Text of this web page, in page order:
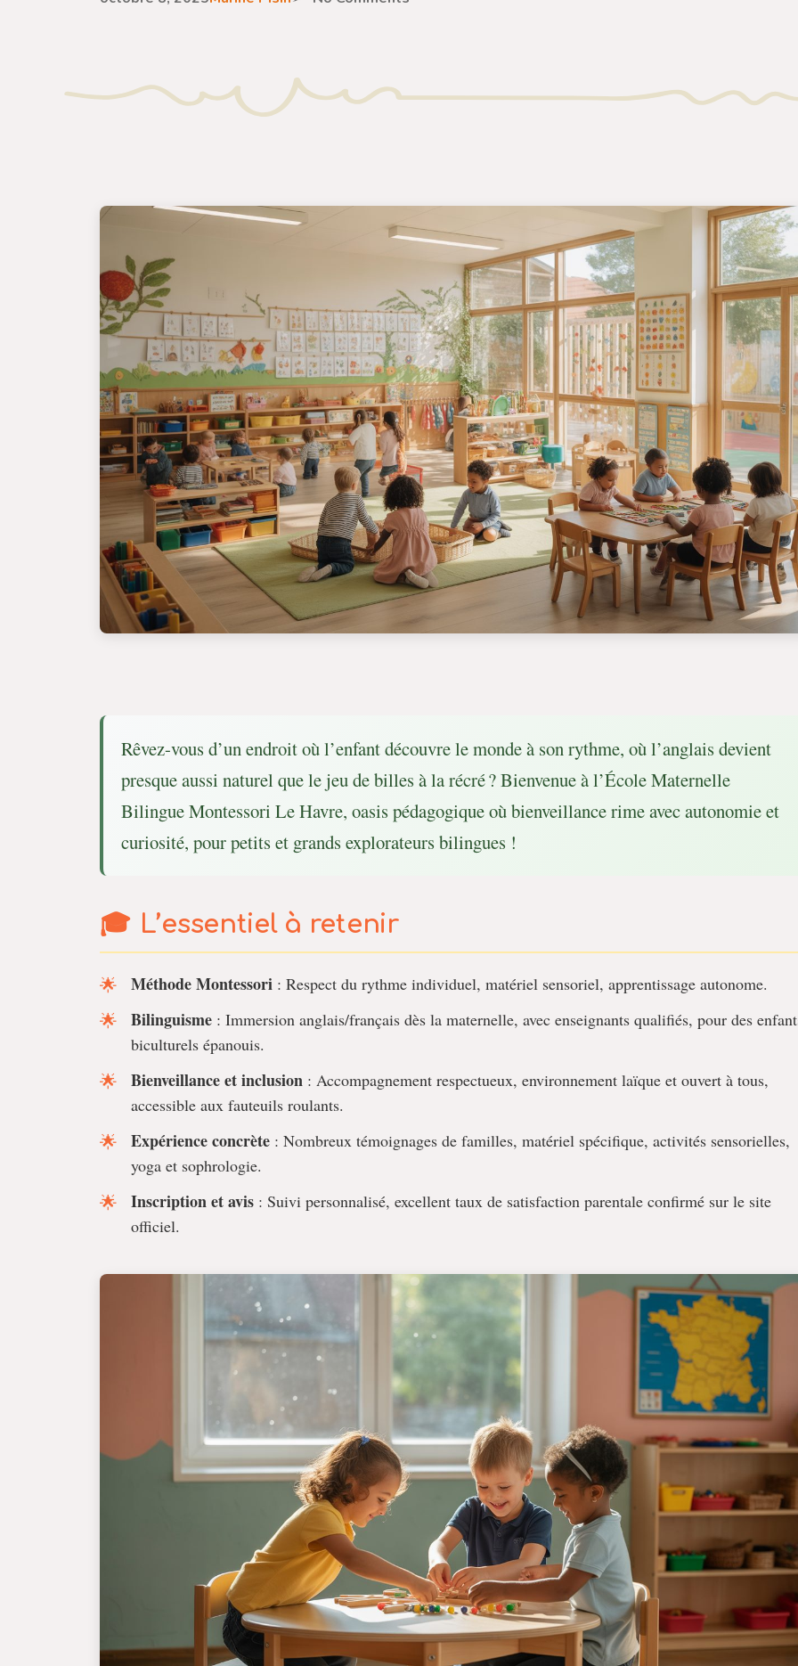
Rêvez-vous d’un endroit où l’enfant découvre le monde à son rythme, où l’anglais devient
presque aussi naturel que le jeu de billes à la récré ? Bienvenue à l’École Maternelle
Bilingue Montessori Le Havre, oasis pédagogique où bienveillance rime avec autonomie et
curiosité, pour petits et grands explorateurs bilingues !
L’essentiel à retenir
Méthode Montessori : Respect du rythme individuel, matériel sensoriel, apprentissage autonome.
Bilinguisme : Immersion anglais/français dès la maternelle, avec enseignants qualifiés, pour des
biculturels épanouis.
Bienveillance et inclusion : Accompagnement respectueux, environnement laïque et ouvert à tous,
accessible aux fauteuils roulants.
Expérience concrète : Nombreux témoignages de familles, matériel spécifique, activités sensorielles,
yoga et sophrologie.
Inscription et avis : Suivi personnalisé, excellent taux de satisfaction parentale confirmé sur le site
officiel.